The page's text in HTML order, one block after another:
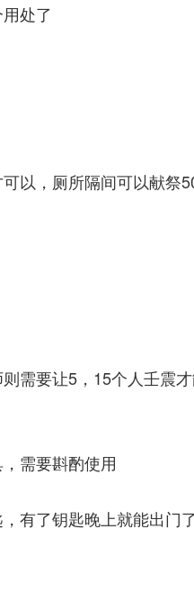
处了
以，厕所隔间可以献祭
需要让5，15个人壬震
需要斟酌使用
有了钥匙晚上就能出门